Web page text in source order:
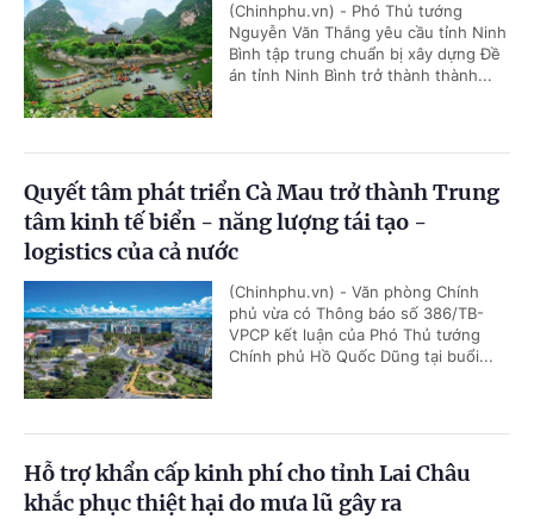
(Chinhphu.vn) - Phó Thủ tướng
Nguyễn Văn Thắng yêu cầu tỉnh Ninh
Bình tập trung chuẩn bị xây dựng Đề
án tỉnh Ninh Bình trở thành thành...
Quyết tâm phát triển Cà Mau trở thành Trung
tâm kinh tế biển - năng lượng tái tạo -
logistics của cả nước
(Chinhphu.vn) - Văn phòng Chính
phủ vừa có Thông báo số 386/TB-
VPCP kết luận của Phó Thủ tướng
Chính phủ Hồ Quốc Dũng tại buổi...
Hỗ trợ khẩn cấp kinh phí cho tỉnh Lai Châu
khắc phục thiệt hại do mưa lũ gây ra